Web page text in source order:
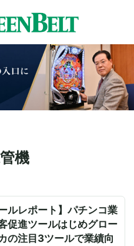
機
ルレポート】パチンコ業
促進ツールはじめグロー
の注目3ツールで業績向